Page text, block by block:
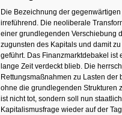
Die Bezeichnung der gegenwärtigen
irreführend. Die neoliberale
einer grundlegenden Verschiebung
zugunsten des Kapitals und damit
geführt. Das Finanzmarktdebakel ist
lange Zeit verdeckt blieb. Die
Rettungsmaßnahmen zu Lasten der
ohne die grundlegenden Strukturen
ist nicht tot, sondern soll nun
Kapitalismusfrage wieder auf der